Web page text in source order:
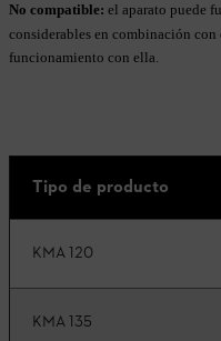
No compatible: el aparato puede
considerables en combinación con
funcionamiento con ella.
Tipo de producto
KMA 120
KMA 135